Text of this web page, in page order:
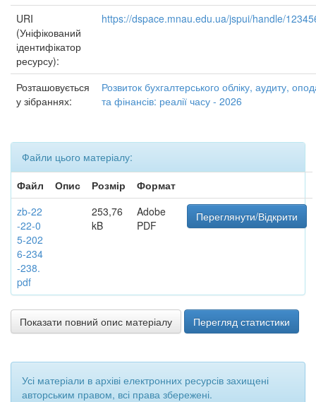
URI
(Уніфікований
ідентифікатор
ресурсу):
https://dspace.mnau.edu.ua/jspui/handle/
Розташовується
у зібраннях:
Розвиток бухгалтерського обліку, аудиту,
та фінансів: реалії часу - 2026
Файли цього матеріалу:
Файл
Опис Розмір
Формат
zb-22
-22-0
5-202
6-234
-238.
pdf
253,76
kB
Adobe
PDF
Переглянути/Відкрити
Показати повний опис матеріалу Перегляд статистики
Усі матеріали в архіві електронних ресурсів захищені
авторським правом, всі права збережені.